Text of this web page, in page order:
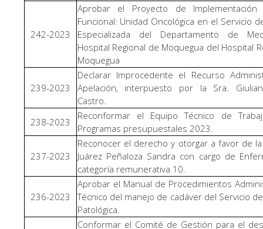
242-2023
Aprobar el Proyecto de
Funcional: Unidad Oncológica en el Servicio
Especializada del Departamento de
Hospital Regional de Moquegua del Hospital
Moquegua
239-2023
Declarar Improcedente el Recurso
Apelación, interpuesto por la Sra.
Castro.
238-2023
Reconformar el Equipo Técnico de
Programas presupuestales 2023.
237-2023
Reconocer el derecho y otorgar a favor de
Juárez Peñaloza Sandra con cargo de
categoría remunerativa 10.
236-2023
Aprobar el Manual de Procedimientos
Técnico del manejo de cadáver del Servicio
Patológica.
Conformar el Comité de Gestión para el